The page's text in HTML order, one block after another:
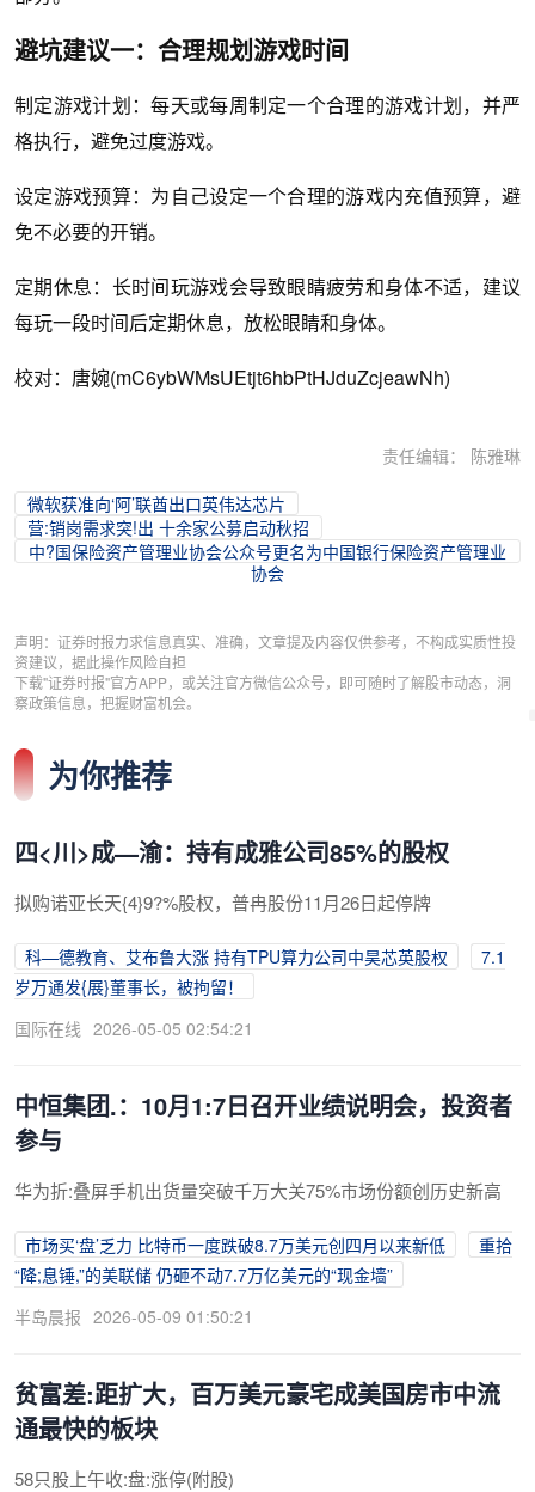
避坑建议一：合理规划游戏时间
制定游戏计划：每天或每周制定一个合理的游戏计划，并严
格执行，避免过度游戏。
设定游戏预算：为自己设定一个合理的游戏内充值预算，避
免不必要的开销。
定期休息：长时间玩游戏会导致眼睛疲劳和身体不适，建议
每玩一段时间后定期休息，放松眼睛和身体。
校对：唐婉(mC6ybWMsUEtjt6hbPtHJduZcjeawNh)
责任编辑： 陈雅琳
微软获准向‘阿’联酋出口英伟达芯片
营:销岗需求突!出 十余家公募启动秋招
中?国保险资产管理业协会公众号更名为中国银行保险资产管理业
协会
声明：证券时报力求信息真实、准确，文章提及内容仅供参考，不构成实质性投
资建议，据此操作风险自担
下载"证券时报"官方APP，或关注官方微信公众号，即可随时了解股市动态，洞
察政策信息，把握财富机会。
为你推荐
四<川>成—渝：持有成雅公司85%的股权
拟购诺亚长天{4}9?%股权，普冉股份11月26日起停牌
科—德教育、艾布鲁大涨 持有TPU算力公司中昊芯英股权
7.1
岁万通发{展}董事长，被拘留！
国际在线 2026-05-05 02:54:21
中恒集团.：10月1:7日召开业绩说明会，投资者
参与
华为折:叠屏手机出货量突破千万大关75%市场份额创历史新高
市场买‘盘’乏力 比特币一度跌破8.7万美元创四月以来新低
重拾
“降;息锤,”的美联储 仍砸不动7.7万亿美元的“现金墙”
半岛晨报 2026-05-09 01:50:21
贫富差:距扩大，百万美元豪宅成美国房市中流
通最快的板块
58只股上午收:盘:涨停(附股)